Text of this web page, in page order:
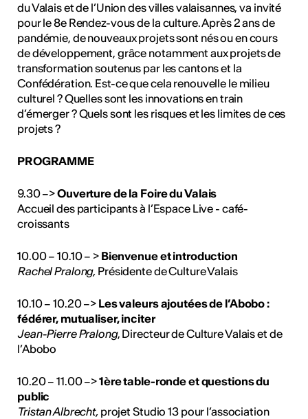
du Valais et de l’Union des villes valaisannes, va invité
pour le 8e Rendez-vous de la culture. Après 2 ans de
pandémie, de nouveaux projets sont nés ou en cours
de développement, grâce notamment aux projets de
transformation soutenus par les cantons et la
Confédération. Est-ce que cela renouvelle le milieu
culturel ? Quelles sont les innovations en train
d’émerger ? Quels sont les risques et les limites de ces
projets ?
PROGRAMME
9.30 –>Ouverture de la Foire du Valais
Accueil des participants à l’Espace Live - café-
croissants
10.00 – 10.10 – > Bienvenue et introduction
Rachel Pralong, Présidente de Culture Valais
10.10 – 10.20 –> Les valeurs ajoutées de l’Abobo :
fédérer, mutualiser, inciter
Jean-Pierre Pralong, Directeur de Culture Valais et de
l’Abobo
10.20 – 11.00 –>1ère table-ronde et questions du
public
Tristan Albrecht, projet Studio 13 pour l’association